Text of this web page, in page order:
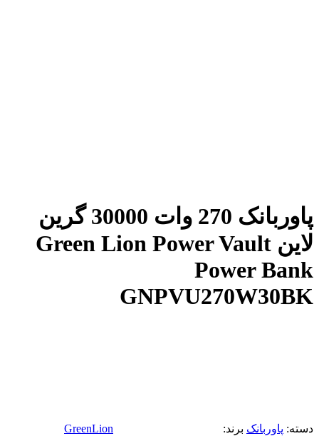
پاوربانک 270 وات 30000 گرین
لاین Green Lion Power Vault
Power Bank
GNPVU270W30BK
دسته: پاوربانک برند: GreenLion